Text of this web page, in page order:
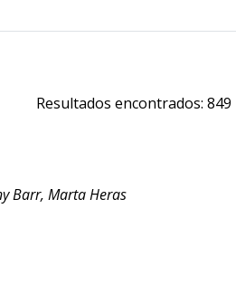
Resultados encontrados: 849
Barr, Marta Heras